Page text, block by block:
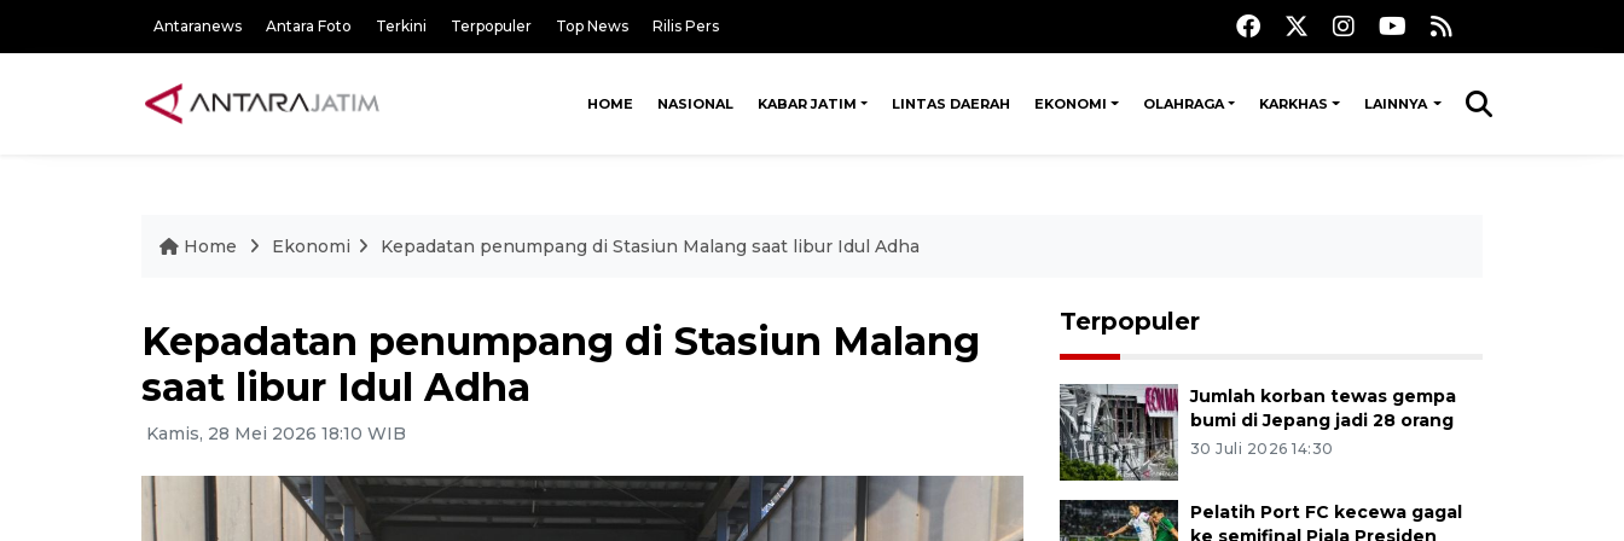
Antaranews Antara Foto Terkini Terpopuler Top News Rilis Pers
HOME NASIONAL KABAR JATIM LINTAS DAERAH EKONOMI OLAHRAGA KARKHAS LAINNYA
Home Ekonomi Kepadatan penumpang di Stasiun Malang saat libur Idul Adha
Kepadatan penumpang di Stasiun Malang
saat libur Idul Adha
Kamis, 28 Mei 2026 18:10 WIB
Terpopuler
Jumlah korban tewas gempa
bumi di Jepang jadi 28 orang
30 Juli 2026 14:30
Pelatih Port FC kecewa gagal
ke semifinal Piala Presiden